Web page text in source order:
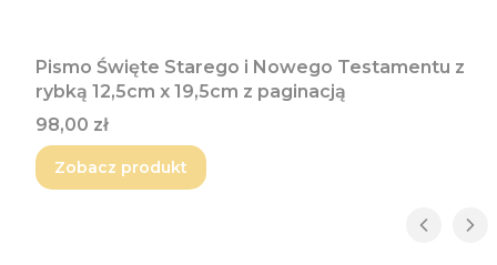
Pismo Święte Starego i Nowego Testamentu z
rybką 12,5cm x 19,5cm z paginacją
Cena
98,00 zł
Zobacz produkt